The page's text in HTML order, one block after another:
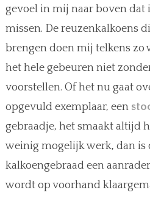
gevoel in mij naar boven dat
missen. De reuzenkalkoens
brengen doen mij telkens zo
het hele gebeuren niet
voorstellen. Of het nu gaat
opgevuld exemplaar, een
gebraadje, het smaakt altijd
weinig mogelijk werk, dan is
kalkoengebraad een
wordt op voorhand